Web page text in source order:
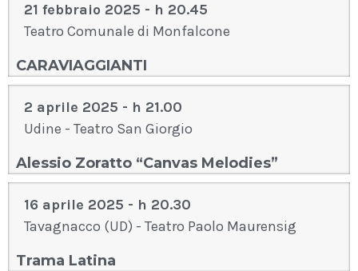
21 febbraio 2025 - h 20.45
Teatro Comunale di Monfalcone
CARAVIAGGIANTI
2 aprile 2025 - h 21.00
Udine - Teatro San Giorgio
Alessio Zoratto “Canvas Melodies”
16 aprile 2025 - h 20.30
Tavagnacco (UD) - Teatro Paolo Maurensig
Trama Latina